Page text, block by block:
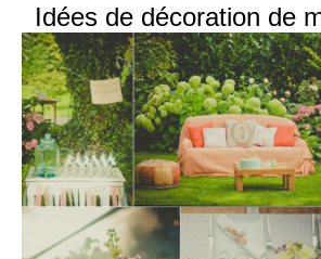
Idées de décoration de